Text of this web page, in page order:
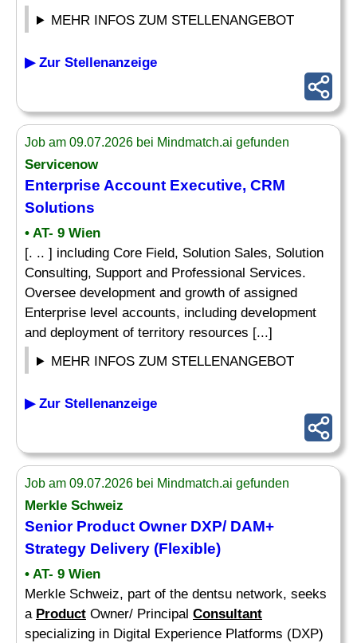
MEHR INFOS ZUM STELLENANGEBOT
▶ Zur Stellenanzeige
Job am 09.07.2026 bei Mindmatch.ai gefunden
Servicenow
Enterprise Account Executive, CRM
Solutions
• AT- 9 Wien
[. .. ] including Core Field, Solution Sales, Solution
Consulting, Support and Professional Services.
Oversee development and growth of assigned
Enterprise level accounts, including development
and deployment of territory resources [...]
MEHR INFOS ZUM STELLENANGEBOT
▶ Zur Stellenanzeige
Job am 09.07.2026 bei Mindmatch.ai gefunden
Merkle Schweiz
Senior Product Owner DXP/ DAM+
Strategy Delivery (Flexible)
• AT- 9 Wien
Merkle Schweiz, part of the dentsu network, seeks
a Product Owner/ Principal Consultant
specializing in Digital Experience Platforms (DXP)